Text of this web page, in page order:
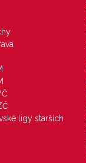
ligy starších